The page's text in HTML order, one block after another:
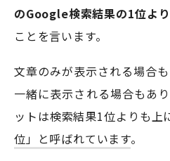
のGoogle検索結果の1位よ
ことを言います。
文章のみが表示される場合
一緒に表示される場合もあ
ットは検索結果1位よりも上
位」と呼ばれています。